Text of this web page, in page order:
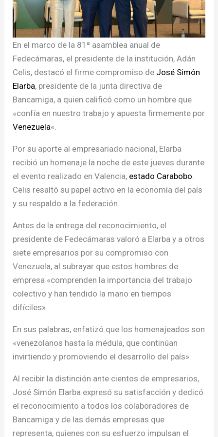
En el marco de la 81ª asamblea anual de
Fedecámaras, el presidente de la institución, Adán
Celis, destacó el firme compromiso de José Simón
Elarba, presidente de la junta directiva de
Bancamiga, a quien calificó como un hombre que
«confía en nuestro trabajo y apuesta firmemente por
Venezuela«.
Por su aporte al empresariado nacional, Elarba
recibió un homenaje la noche de este jueves durante
el evento realizado en Valencia, estado Carabobo.
Celis resaltó su papel activo en la economía del país
y su respaldo a la federación.
Antes de la entrega del reconocimiento, el
presidente de Fedecámaras valoró a Elarba y a otros
siete empresarios por su compromiso con
Venezuela, al subrayar que estos hombres de
empresa «comprenden la importancia del trabajo
colectivo y han tendido la mano en tiempos
difíciles».
En sus palabras, enfatizó que los homenajeados son
«venezolanos hasta la médula, que continúan
invirtiendo y promoviendo el desarrollo del país».
Al recibir la distinción ante cientos de empresarios,
José Simón Elarba expresó su satisfacción y dedicó
el reconocimiento a todos los colaboradores de
Bancamiga y de las demás empresas que
representa, quienes con su esfuerzo impulsan el